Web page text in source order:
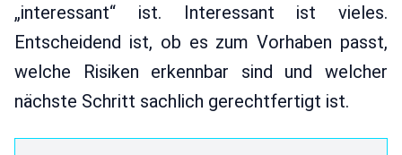
„interessant“ ist. Interessant ist vieles.
Entscheidend ist, ob es zum Vorhaben passt,
welche Risiken erkennbar sind und welcher
nächste Schritt sachlich gerechtfertigt ist.